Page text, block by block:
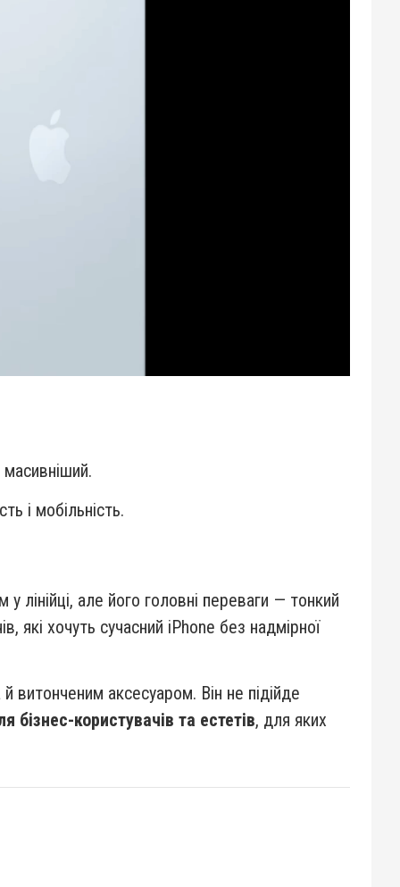
і мобільність.
лінійці, але його головні переваги — тонкий
які хочуть сучасний iPhone без надмірної
аксесуаром. Він не підійде
користувачів та естетів, для яких